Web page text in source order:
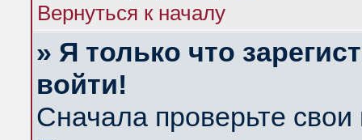
Вернуться к началу
» Я только что
войти!
Сначала проверьте